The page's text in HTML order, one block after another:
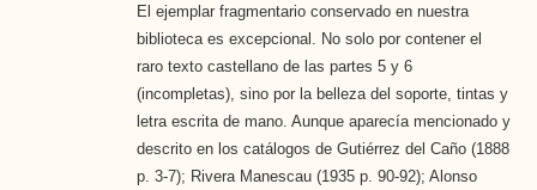
El ejemplar fragmentario conservado en nuestra
biblioteca es excepcional. No solo por contener el
raro texto castellano de las partes 5 y 6
(incompletas), sino por la belleza del soporte, tintas y
letra escrita de mano. Aunque aparecía mencionado y
descrito en los catálogos de Gutiérrez del Caño (1888
p. 3-7); Rivera Manescau (1935 p. 90-92); Alonso